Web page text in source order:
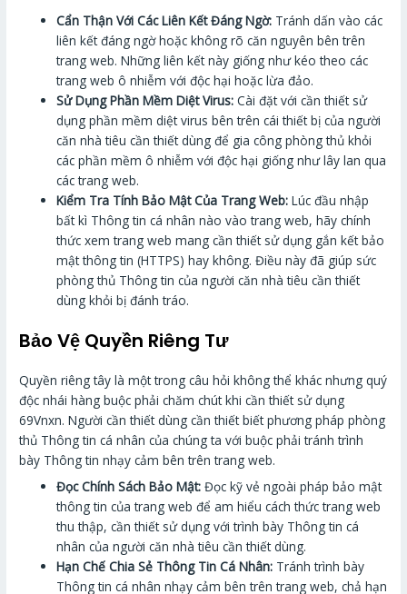
Cẩn Thận Với Các Liên Kết Đáng Ngờ: Tránh dấn vào các
liên kết đáng ngờ hoặc không rõ căn nguyên bên trên
trang web. Những liên kết này giống như kéo theo các
trang web ô nhiễm với độc hại hoặc lừa đảo.
Sử Dụng Phần Mềm Diệt Virus: Cài đặt với cần thiết sử
dụng phần mềm diệt virus bên trên cái thiết bị của người
căn nhà tiêu cần thiết dùng để gia công phòng thủ khỏi
các phần mềm ô nhiễm với độc hại giống như lây lan qua
các trang web.
Kiểm Tra Tính Bảo Mật Của Trang Web: Lúc đầu nhập
bất kì Thông tin cá nhân nào vào trang web, hãy chính
thức xem trang web mang cần thiết sử dụng gắn kết bảo
mật thông tin (HTTPS) hay không. Điều này đã giúp sức
phòng thủ Thông tin của người căn nhà tiêu cần thiết
dùng khỏi bị đánh tráo.
Bảo Vệ Quyền Riêng Tư
Quyền riêng tây là một trong câu hỏi không thể khác nhưng quý
độc nhái hàng buộc phải chăm chút khi cần thiết sử dụng
69Vnxn. Người cần thiết dùng cần thiết biết phương pháp phòng
thủ Thông tin cá nhân của chúng ta với buộc phải tránh trình
bày Thông tin nhạy cảm bên trên trang web.
Đọc Chính Sách Bảo Mật: Đọc kỹ vẻ ngoài pháp bảo mật
thông tin của trang web để am hiểu cách thức trang web
thu thập, cần thiết sử dụng với trình bày Thông tin cá
nhân của người căn nhà tiêu cần thiết dùng.
Hạn Chế Chia Sẻ Thông Tin Cá Nhân: Tránh trình bày
Thông tin cá nhân nhạy cảm bên trên trang web, chả hạn